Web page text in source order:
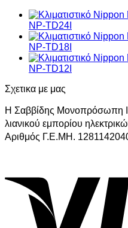
NP-TD24I
NP-TD18I
NP-TD12I
Σχετικα με μας
Η Σαββίδης Μονοπρόσωπη
λιανικού εμπορίου
Αριθμός Γ.Ε.ΜΗ.